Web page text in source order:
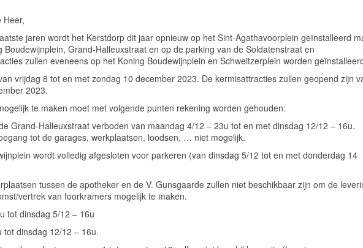
Heer,
jaren wordt het Kerstdorp dit jaar opnieuw op het Sint-Agathavoorplein geïnstalleerd
Boudewijnplein, Grand-Halleuxstraat en op de parking van de Soldatenstraat en
zullen eveneens op het Koning Boudewijnplein en Schweitzerplein worden
vrijdag 8 tot en met zondag 10 december 2023. De kermisattracties zullen geopend zijn
2023.
te maken moet met volgende punten rekening worden gehouden:
Grand-Halleuxstraat verboden van maandag 4/12 – 23u tot en met dinsdag 12/12 – 16u.
tot de garages, werkplaatsen, loodsen, … niet mogelijk.
wordt volledig afgesloten voor parkeren (van dinsdag 5/12 tot en met donderdag 14
tussen de apotheker en de V. Gunsgaarde zullen niet beschikbaar zijn om de
vertrek van foorkramers mogelijk te maken.
dinsdag 5/12 – 16u
dinsdag 12/12 – 16u.